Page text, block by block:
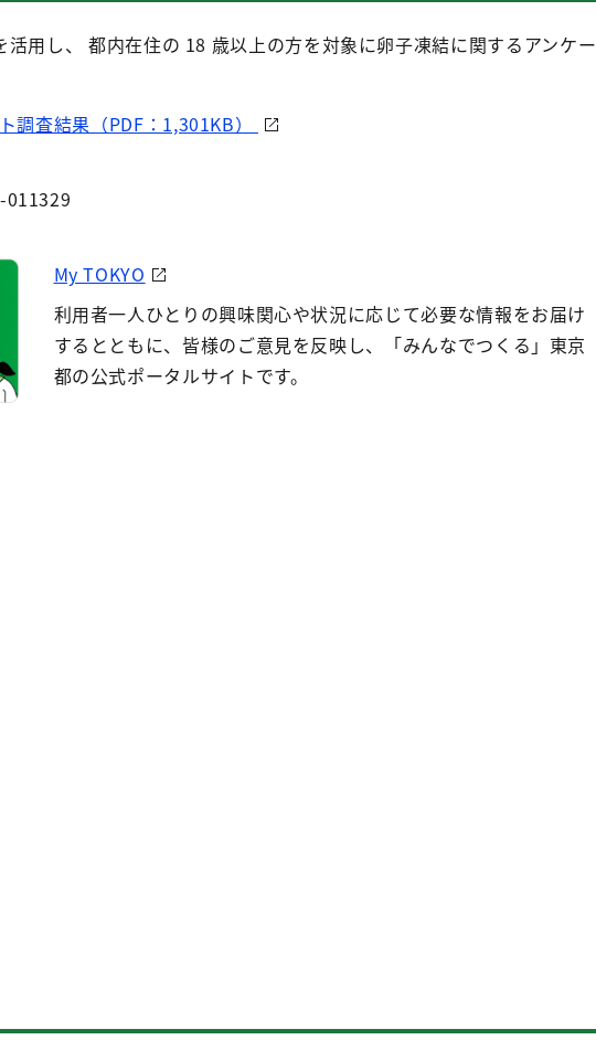
用し、 都内在住の 18 歳以上の方を対象に卵子凍結に関するアンケー
調査結果（PDF：1,301KB）
011329
My TOKYO
利用者一人ひとりの興味関心や状況に応じて必要な情報をお届け
するとともに、皆様のご意見を反映し、「みんなでつくる」東京
都の公式ポータルサイトです。